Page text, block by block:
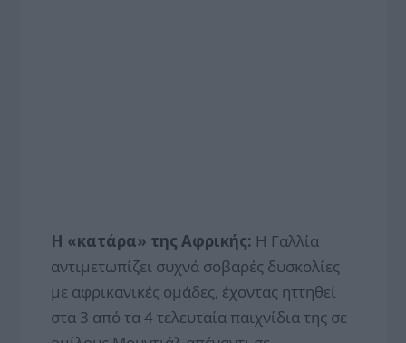
Η «κατάρα» της Αφρικής: Η Γαλλία
αντιμετωπίζει συχνά σοβαρές δυσκολίες
με αφρικανικές ομάδες, έχοντας ηττηθεί
στα 3 από τα 4 τελευταία παιχνίδια της σε